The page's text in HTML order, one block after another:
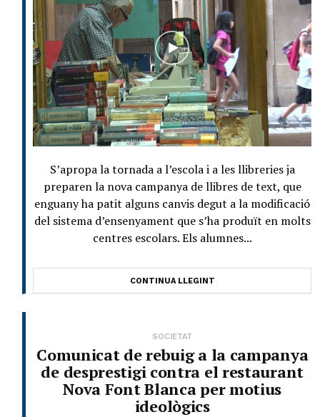
S’apropa la tornada a l’escola i a les llibreries ja
preparen la nova campanya de llibres de text, que
enguany ha patit alguns canvis degut a la modificació
del sistema d’ensenyament que s’ha produït en molts
centres escolars. Els alumnes...
CONTINUA LLEGINT
SOCIETAT
Comunicat de rebuig a la campanya
de desprestigi contra el restaurant
Nova Font Blanca per motius
ideològics